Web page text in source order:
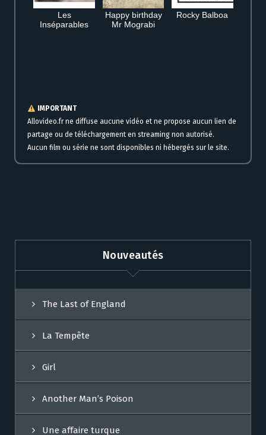
Les
Inséparables
Happy birthday
Mr Mograbi
Rocky Balboa
IMPORTANT
Allovideo.fr ne diffuse aucune vidéo et ne propose aucun lien de
partage ou de téléchargement en streaming non autorisé.
Aucun film ou série ne sont disponibles ni hébergés sur le site.
Nouveautés
The Last of England
La Tempête
Girl
Another Man’s Poison
Une affaire turque